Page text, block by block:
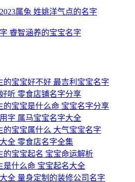
属兔 姓姚洋气点的名字
睿智涵养的宝宝名字
的宝宝好不好 最吉利宝宝名字
听 零食店铺名字分享
的宝宝是什么命 宝宝名字分享
字 属马宝宝名字大全
的宝宝属什么 大气宝宝名字
全 零食店名字全集
的宝宝起名 宝宝命运解析
是什么命 宝宝起名大全
全 量身定制的装修公司名字